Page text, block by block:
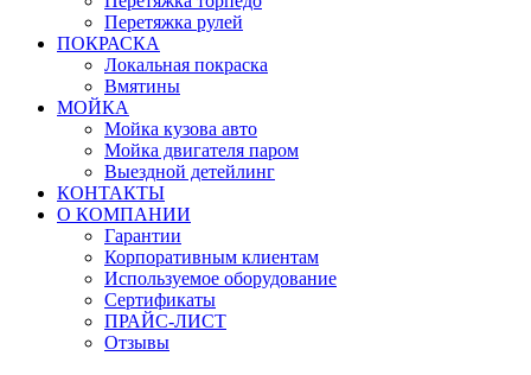
Перетяжка рулей
ПОКРАСКА
Локальная покраска
Вмятины
МОЙКА
Мойка кузова авто
Мойка двигателя паром
Выездной детейлинг
КОНТАКТЫ
О КОМПАНИИ
Гарантии
Корпоративным клиентам
Используемое оборудование
Сертификаты
ПРАЙС-ЛИСТ
Отзывы